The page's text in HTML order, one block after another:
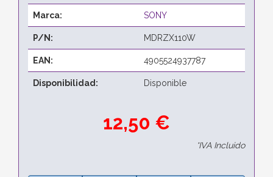
Marca: SONY
P/N: MDRZX110W
EAN: 4905524937787
Disponibilidad: Disponible
12,50 €
*IVA Incluido